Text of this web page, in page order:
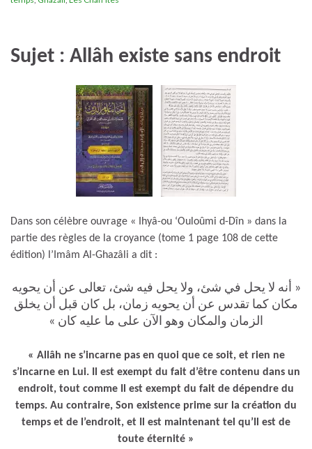
Sujet : Allâh existe sans endroit
Dans son célèbre ouvrage « Ihyâ-ou ‘Ouloûmi d-Dîn » dans la
partie des règles de la croyance (tome 1 page 108 de cette
édition) l’Imâm Al-Ghazâli a dit :
« أنه لا يحل في شئ، ولا يحل فيه شئ، تعالى عن أن يحويه
مكان كما تقدس عن أن يحويه زمان، بل كان قبل أن يخلق
الزمان والمكان وهو الآن على ما عليه كان »
« Allâh ne s’incarne pas en quoi que ce soit, et rien ne
s’incarne en Lui. Il est exempt du fait d’être contenu dans un
endroit, tout comme Il est exempt du fait de dépendre du
temps. Au contraire, Son existence prime sur la création du
temps et de l’endroit, et Il est maintenant tel qu’Il est de
toute éternité »